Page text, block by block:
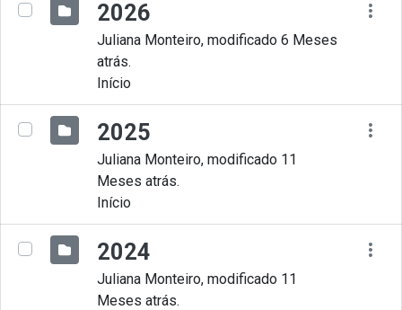
2026
Juliana Monteiro, modificado 6 Meses
atrás.
Início
2025
Juliana Monteiro, modificado 11
Meses atrás.
Início
2024
Juliana Monteiro, modificado 11
Meses atrás.